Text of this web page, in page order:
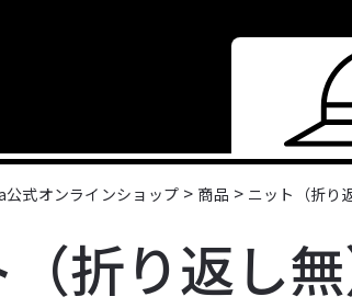
式オンラインショップ > 商品 > ニット（折り
（折り返し